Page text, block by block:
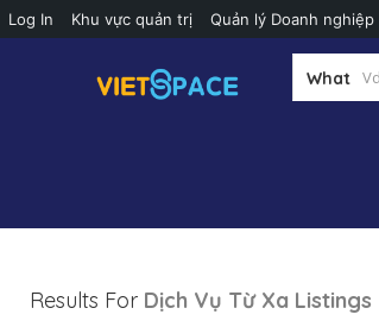
Log In Khu vực quản trị Quản lý Doanh nghiệp
What
Results For Dịch Vụ Từ Xa Listings